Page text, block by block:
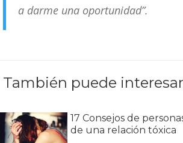
a darme una oportunidad”.
También puede
17 Consejos de
de una relación tóxica